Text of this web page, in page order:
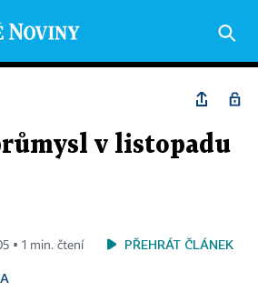
v listopadu
▪ 1 min. čtení PŘEHRÁT ČLÁNEK